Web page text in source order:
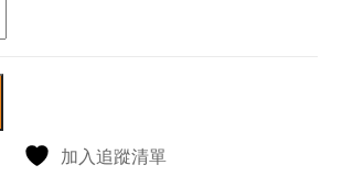
加入追蹤清單